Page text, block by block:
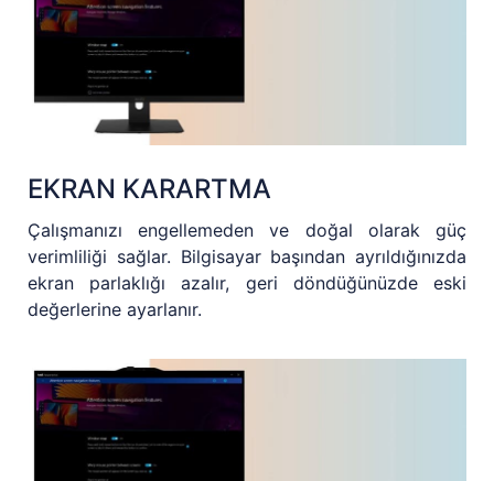
EKRAN KARARTMA
Çalışmanızı engellemeden ve doğal olarak güç
verimliliği sağlar. Bilgisayar başından ayrıldığınızda
ekran parlaklığı azalır, geri döndüğünüzde eski
değerlerine ayarlanır.